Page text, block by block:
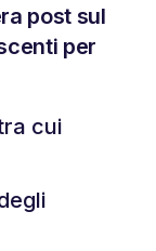
post sul
per
cui